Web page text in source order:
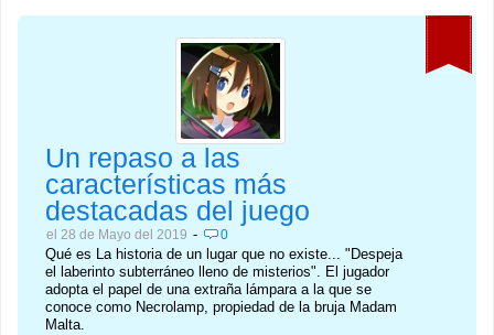
Un repaso a las
características más
destacadas del juego
el 28 de Mayo del 2019 - 0
Qué es La historia de un lugar que no existe... "Despeja
el laberinto subterráneo lleno de misterios". El jugador
adopta el papel de una extraña lámpara a la que se
conoce como Necrolamp, propiedad de la bruja Madam
Malta.